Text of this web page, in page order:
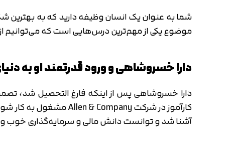
شما به عنوان یک انسان وظیفه دارید که به بهترین
موضوع یکی از مهم‌ترین درس‌هایی است که می‌‎توانیم از زندگی و کسب و کار دارا خسروشاهی یاد بگیریم.
دارا خسروشاهی و ورود قدرتمند او به
دارا خسروشاهی پس از اینکه فارغ التحصیل شد،
آشنا شد و توانست دانش مالی و سرمایه‌گذاری خوب